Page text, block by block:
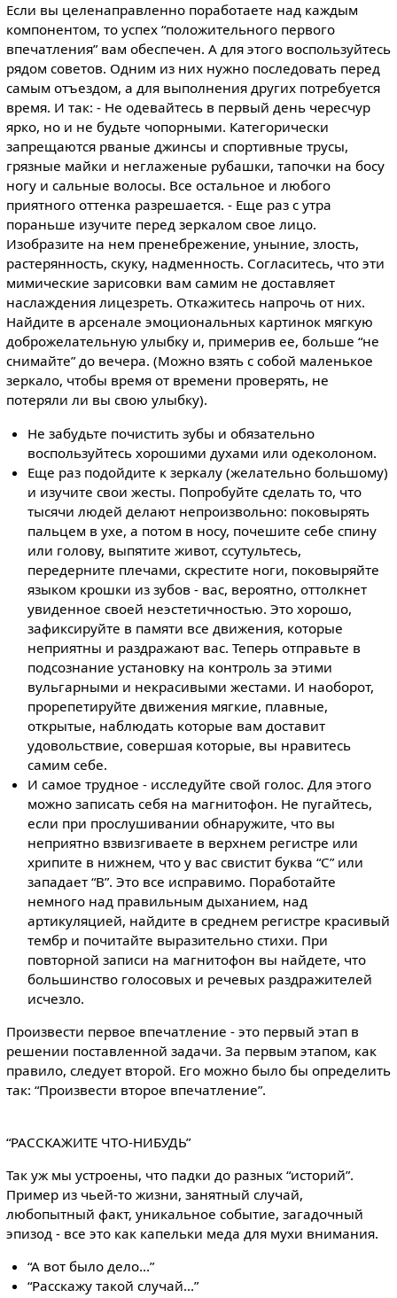
Если вы целенаправленно поработаете над каждым
компонентом, то успех “положительного первого
впечатления” вам обеспечен. А для этого воспользуйтесь
рядом советов. Одним из них нужно последовать перед
самым отъездом, а для выполнения других потребуется
время. И так: - Не одевайтесь в первый день чересчур
ярко, но и не будьте чопорными. Категорически
запрещаются рваные джинсы и спортивные трусы,
грязные майки и неглаженые рубашки, тапочки на босу
ногу и сальные волосы. Все остальное и любого
приятного оттенка разрешается. - Еще раз с утра
пораньше изучите перед зеркалом свое лицо.
Изобразите на нем пренебрежение, уныние, злость,
растерянность, скуку, надменность. Согласитесь, что эти
мимические зарисовки вам самим не доставляет
наслаждения лицезреть. Откажитесь напрочь от них.
Найдите в арсенале эмоциональных картинок мягкую
доброжелательную улыбку и, примерив ее, больше “не
снимайте” до вечера. (Можно взять с собой маленькое
зеркало, чтобы время от времени проверять, не
потеряли ли вы свою улыбку).
Не забудьте почистить зубы и обязательно
воспользуйтесь хорошими духами или одеколоном.
Еще раз подойдите к зеркалу (желательно большому)
и изучите свои жесты. Попробуйте сделать то, что
тысячи людей делают непроизвольно: поковырять
пальцем в ухе, а потом в носу, почешите себе спину
или голову, выпятите живот, ссутультесь,
передерните плечами, скрестите ноги, поковыряйте
языком крошки из зубов - вас, вероятно, оттолкнет
увиденное своей неэстетичностью. Это хорошо,
зафиксируйте в памяти все движения, которые
неприятны и раздражают вас. Теперь отправьте в
подсознание установку на контроль за этими
вульгарными и некрасивыми жестами. И наоборот,
прорепетируйте движения мягкие, плавные,
открытые, наблюдать которые вам доставит
удовольствие, совершая которые, вы нравитесь
самим себе.
И самое трудное - исследуйте свой голос. Для этого
можно записать себя на магнитофон. Не пугайтесь,
если при прослушивании обнаружите, что вы
неприятно взвизгиваете в верхнем регистре или
хрипите в нижнем, что у вас свистит буква “С” или
западает “В”. Это все исправимо. Поработайте
немного над правильным дыханием, над
артикуляцией, найдите в среднем регистре красивый
тембр и почитайте выразительно стихи. При
повторной записи на магнитофон вы найдете, что
большинство голосовых и речевых раздражителей
исчезло.
Произвести первое впечатление - это первый этап в
решении поставленной задачи. За первым этапом, как
правило, следует второй. Его можно было бы определить
так: “Произвести второе впечатление”.
“РАССКАЖИТЕ ЧТО-НИБУДЬ”
Так уж мы устроены, что падки до разных “историй”.
Пример из чьей-то жизни, занятный случай,
любопытный факт, уникальное событие, загадочный
эпизод - все это как капельки меда для мухи внимания.
“А вот было дело...”
“Расскажу такой случай...”